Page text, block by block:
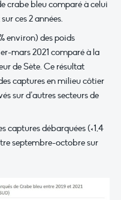
crabe bleu comparé à celui
ces 2 années.
environ) des poids
mars 2021 comparé à la
de Sète. Ce résultat
captures en milieu côtier
sur d’autres secteurs de
captures débarquées (<1,4
septembre-octobre sur